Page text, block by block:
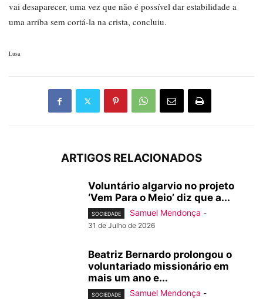
vai desaparecer, uma vez que não é possível dar estabilidade a
uma arriba sem cortá-la na crista, concluiu.
Lusa
ARTIGOS RELACIONADOS
Voluntário algarvio no projeto
‘Vem Para o Meio’ diz que a...
SOCIEDADE Samuel Mendonça -
31 de Julho de 2026
Beatriz Bernardo prolongou o
voluntariado missionário em
mais um ano e...
SOCIEDADE Samuel Mendonça -